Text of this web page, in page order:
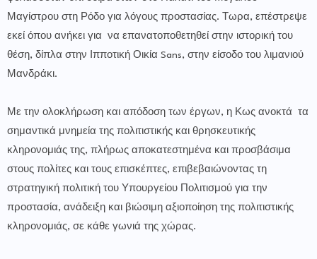
Μαγίστρου στη Ρόδο για λόγους προστασίας. Τωρα, επέστρεψε
εκεί όπου ανήκει για να επανατοποθετηθεί στην ιστορική του
θέση, δίπλα στην Ιπποτική Οικία Sans, στην είσοδο του λιμανιού
Μανδράκι.
Με την ολοκλήρωση και απόδοση των έργων, η Κως ανοκτά τα
σημαντικά μνημεία της πολιτιστικής και θρησκευτικής
κληρονομιάς της, πλήρως αποκατεστημένα και προσβάσιμα
στους πολίτες και τους επισκέπτες, επιβεβαιώνοντας τη
στρατηγική πολιτική του Υπουργείου Πολιτισμού για την
προστασία, ανάδειξη και βιώσιμη αξιοποίηση της πολιτιστικής
κληρονομιάς, σε κάθε γωνιά της χώρας.